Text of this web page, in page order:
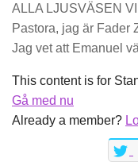
ALLA LJUSVÄSEN
Pastora, jag är Fader
Jag vet att Emanuel
This content is for
Gå med nu
Already a member?